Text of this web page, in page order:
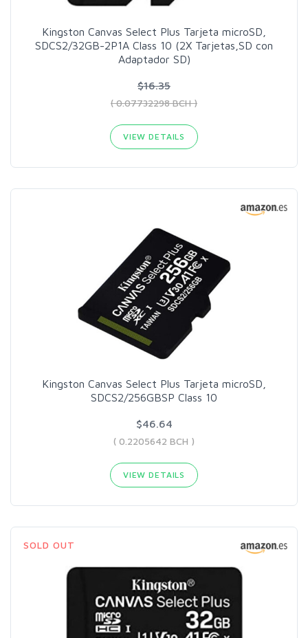
Kingston Canvas Select Plus Tarjeta microSD,
SDCS2/32GB-2P1A Class 10 (2X Tarjetas,SD con
Adaptador SD)
$16.35
( 0.07732298 BCH )
VIEW DETAILS
Kingston Canvas Select Plus Tarjeta microSD,
SDCS2/256GBSP Class 10
$46.64
( 0.2205642 BCH )
VIEW DETAILS
SOLD OUT